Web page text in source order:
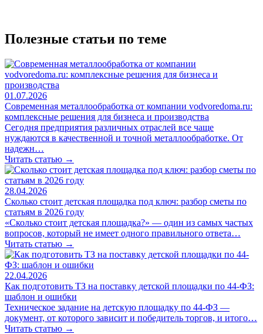
Полезные статьи по теме
01.07.2026
Современная металлообработка от компании vodvoredoma.ru:
комплексные решения для бизнеса и производства
Сегодня предприятия различных отраслей все чаще
нуждаются в качественной и точной металлообработке. От
надежн…
Читать статью →
28.04.2026
Сколько стоит детская площадка под ключ: разбор сметы по
статьям в 2026 году
«Сколько стоит детская площадка?» — один из самых частых
вопросов, который не имеет одного правильного ответа…
Читать статью →
22.04.2026
Как подготовить ТЗ на поставку детской площадки по 44-ФЗ:
шаблон и ошибки
Техническое задание на детскую площадку по 44-ФЗ —
документ, от которого зависит и победитель торгов, и итого…
Читать статью →